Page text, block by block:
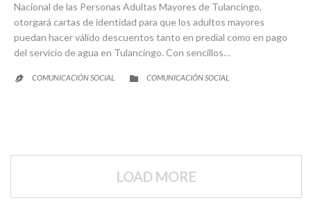
Nacional de las Personas Adultas Mayores de Tulancingo,
otorgará cartas de identidad para que los adultos mayores
puedan hacer válido descuentos tanto en predial como en pago
del servicio de agua en Tulancingo. Con sencillos…
 COMUNICACIÓN SOCIAL  CATEGORY
COMUNICACIÓN SOCIAL
LOAD MORE